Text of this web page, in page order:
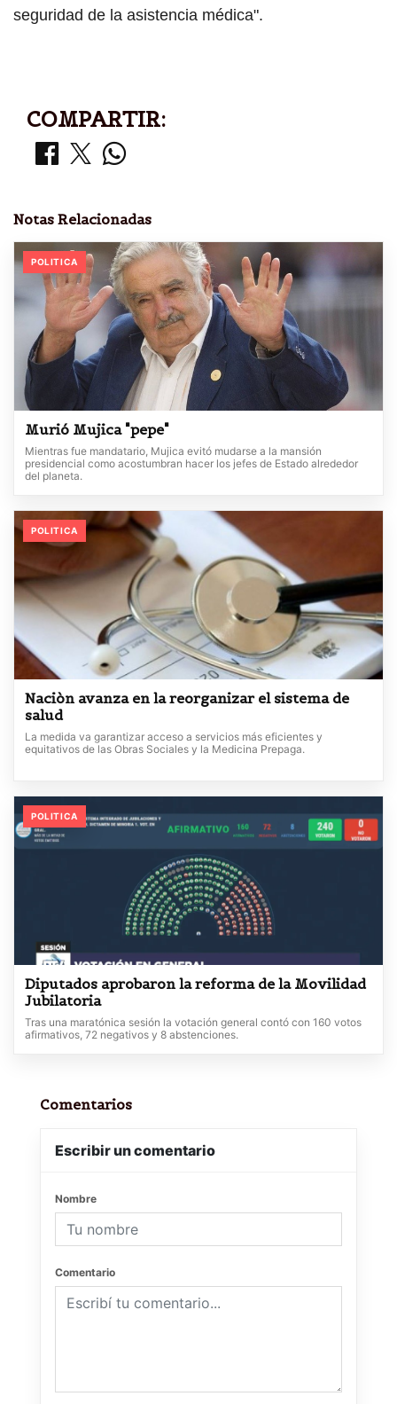
seguridad de la asistencia médica".
COMPARTIR:
Notas Relacionadas
POLITICA
Murió Mujica "pepe"
Mientras fue mandatario, Mujica evitó mudarse a la mansión
presidencial como acostumbran hacer los jefes de Estado alrededor
del planeta.
POLITICA
Naciòn avanza en la reorganizar el sistema de
salud
La medida va garantizar acceso a servicios más eficientes y
equitativos de las Obras Sociales y la Medicina Prepaga.
POLITICA
Diputados aprobaron la reforma de la Movilidad
Jubilatoria
Tras una maratónica sesión la votación general contó con 160 votos
afirmativos, 72 negativos y 8 abstenciones.
Comentarios
Escribir un comentario
Nombre
Comentario